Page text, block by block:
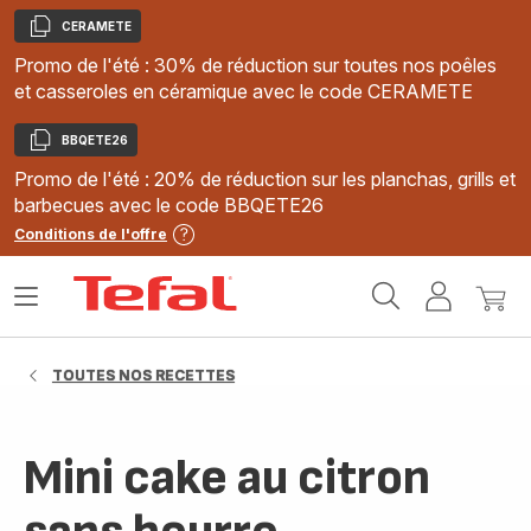
Copier
CERAMETE
Promo de l'été : 30% de réduction sur toutes nos poêles
et casseroles en céramique avec le code CERAMETE
Copier
BBQETE26
Promo de l'été : 20% de réduction sur les planchas, grills et
barbecues avec le code BBQETE26
Conditions de l'offre
MonMon
Ouvrir
TOUTES NOS RECETTES
Mini cake au citron